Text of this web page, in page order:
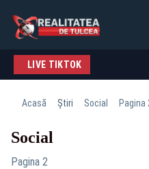
LIVE TIKTOK
Acasă Știri Social Pagina
Social
Pagina 2